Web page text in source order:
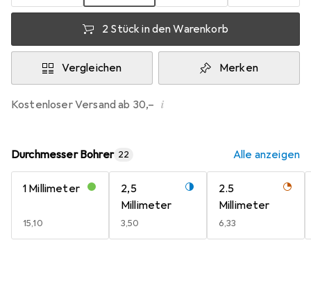
2 Stück in den Warenkorb
Vergleichen Merken
Kostenloser Versand ab 30,– i
Durchmesser Bohrer 22 Alle anzeigen
1 Millimeter
EUR
15,10
2,5
Millimeter
EUR
3,50
2.5
Millimeter
EUR
6,33